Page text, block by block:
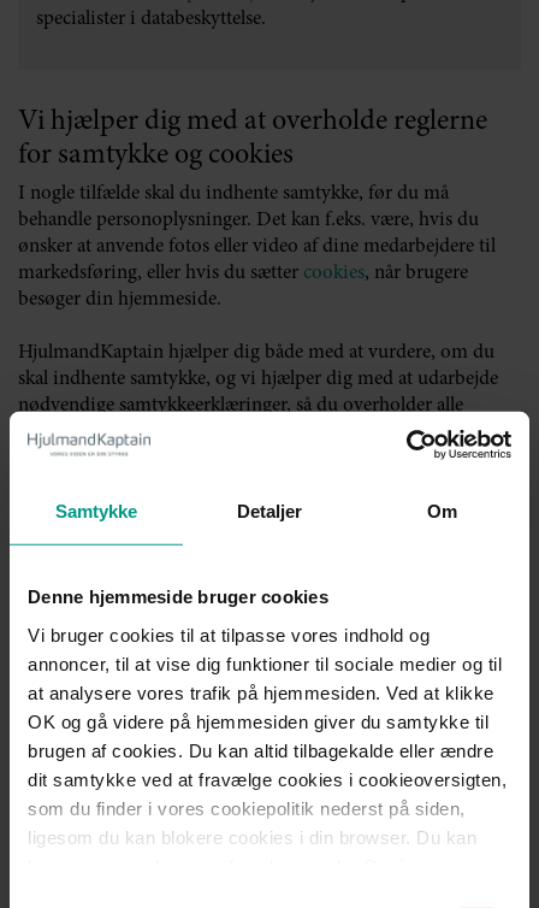
Samtykke Detaljer Om
Denne hjemmeside bruger cookies
Vi bruger cookies til at tilpasse vores indhold og
annoncer, til at vise dig funktioner til sociale medier og til
at analysere vores trafik på hjemmesiden. Ved at klikke
OK og gå videre på hjemmesiden giver du samtykke til
brugen af cookies. Du kan altid tilbagekalde eller ændre
dit samtykke ved at fravælge cookies i cookieoversigten,
som du finder i vores cookiepolitik nederst på siden,
ligesom du kan blokere cookies i din browser. Du kan
specialister i databeskyttelse.
Vi hjælper dig med at overholde reglerne
for samtykke og cookies
I nogle tilfælde skal du indhente samtykke, før du må
behandle personoplysninger. Det kan f.eks. være, hvis du
ønsker at anvende fotos eller video af dine medarbejdere til
markedsføring, eller hvis du sætter cookies, når brugere
besøger din hjemmeside.
HjulmandKaptain hjælper dig både med at vurdere, om du
skal indhente samtykke, og vi hjælper dig med at udarbejde
nødvendige samtykkeerklæringer, så du overholder alle
gældende regler.
indholdet i dine politikker
du brug for hjælp til at udarbejde og kvalitetssikre indholdet,
vores specialister i databeskyttelse.
Kontakt
Stefanie Lynge Eriksen